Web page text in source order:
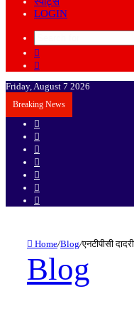
LOGIN
Article
Friday, August 7 2026
Breaking News
Home/Blog/एनटीपीसी
Blog